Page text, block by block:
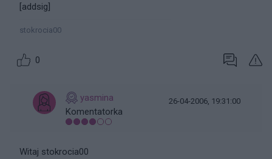
[addsig]
stokrocia00
0
yasmina
Komentatorka
26-04-2006, 19:31:00
Witaj stokrocia00